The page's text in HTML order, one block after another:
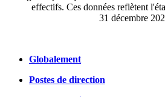
effectifs. Ces données reflètent
31 décembre
Globalement
Postes de direction